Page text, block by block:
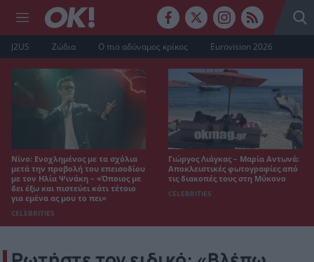
J2US Ζώδια Ο πιο αδύναμος κρίκος Eurovision 2026
Νίνο: Ενοχλημένος με τα σχόλια
μετά την προβολή του επεισοδίου
με τον Ηλία Ψινάκη – «Όποιος με
δει έξω και πιστεύει κάτι τέτοιο
για εμένα ας μου το πει»
CELEBRITIES
Γιώργος Λιάγκας – Μαρία Αντωνά:
Αποκλειστικές φωτογραφίες από
τις διακοπές τους στη Μύκονο
CELEBRITIES